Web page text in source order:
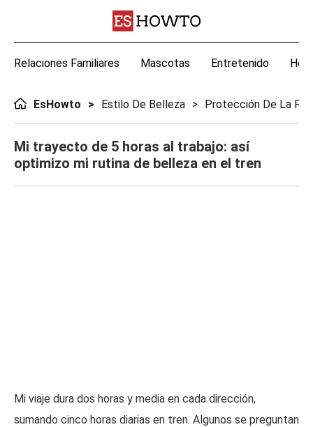
Relaciones Familiares Mascotas Entretenido
EsHowto Estilo De Belleza Protección De La Piel
Mi trayecto de 5 horas al trabajo: así
optimizo mi rutina de belleza en el tren
Mi viaje dura dos horas y media en cada dirección,
sumando cinco horas diarias en tren. Algunos se preguntan